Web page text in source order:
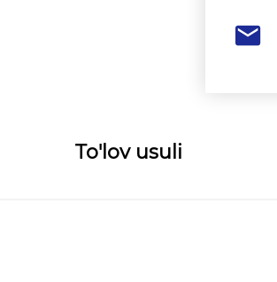
To'lov usuli